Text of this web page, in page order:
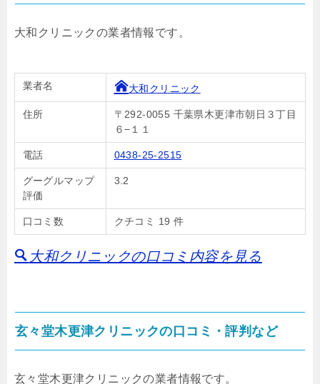
大和クリニックの業者情報です。
業者名 大和クリニック
住所
〒292-0055 千葉県木更津市朝日３丁目
６−１１
電話 0438-25-2515
グーグルマップ
評価
3.2
口コミ数 クチコミ 19 件
大和クリニックの口コミ内容を見る
玄々堂木更津クリニックの口コミ・評判など
玄々堂木更津クリニックの業者情報です。